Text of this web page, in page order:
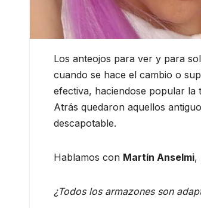
Los anteojos para ver y para
cuando se hace el cambio o
efectiva, haciendose popular la
Atrás quedaron aquellos
descapotable.
Hablamos con Martín Anselmi,
¿Todos los armazones son